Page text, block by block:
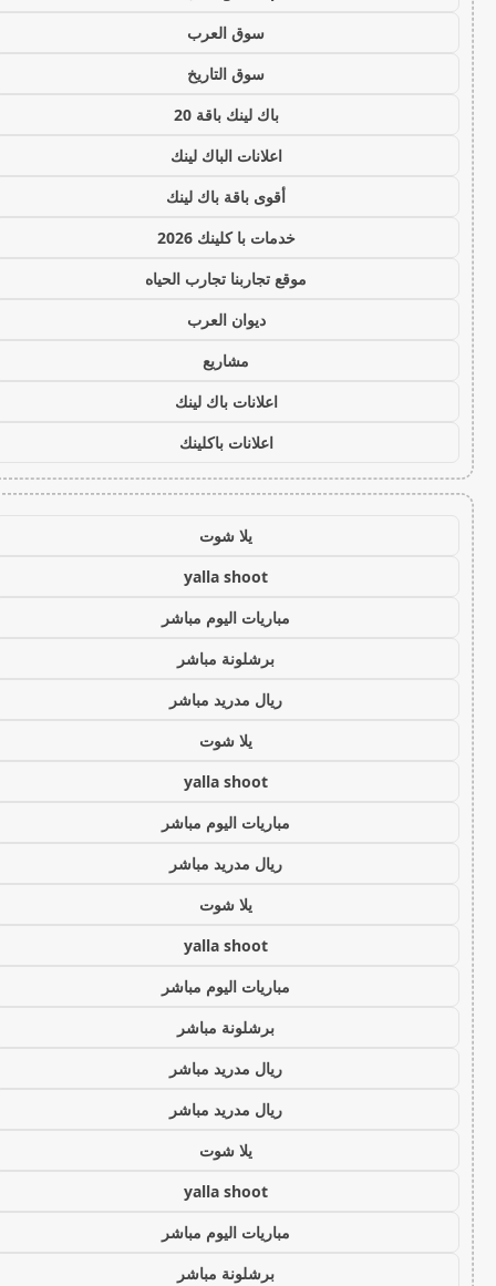
سوق العرب
سوق التاريخ
باك لينك باقة 20
اعلانات الباك لينك
أقوى باقة باك لينك
خدمات با كلينك 2026
موقع تجاربنا تجارب الحياه
ديوان العرب
مشاريع
اعلانات باك لينك
اعلانات باكلينك
يلا شوت
yalla shoot
مباريات اليوم مباشر
برشلونة مباشر
ريال مدريد مباشر
يلا شوت
yalla shoot
مباريات اليوم مباشر
ريال مدريد مباشر
يلا شوت
yalla shoot
مباريات اليوم مباشر
برشلونة مباشر
ريال مدريد مباشر
ريال مدريد مباشر
يلا شوت
yalla shoot
مباريات اليوم مباشر
برشلونة مباشر